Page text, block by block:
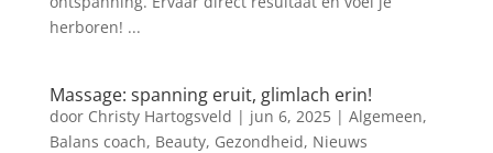
herboren! ...
Massage: spanning eruit, glimlach erin!
door Christy Hartogsveld | jun 6, 2025| Algemeen,
Balans coach, Beauty, Gezondheid, Nieuws